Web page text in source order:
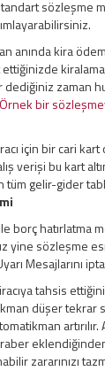
sözleşme
anında kira
dediğiniz zaman
Örnek bir
için bir cari
verişi bu kart
tüm gelir-gider
borç hatırlatma
yine sözleşme
Mesajlarını
tahsis
düşer tekrar
zararınızı